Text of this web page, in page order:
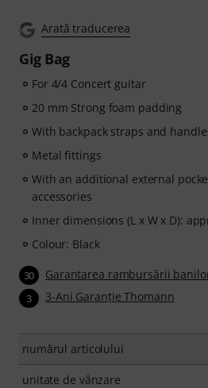
Arată traducerea
Gig Bag
For 4/4 Concert guitar
20 mm Strong foam padding
With backpack straps and
Metal fittings
With an additional external
accessories
Inner dimensions (L x W x D):
Colour: Black
30 Garantarea rambursării
3 3-Ani Garanţie Thomann
numărul articolului
unitate de vânzare